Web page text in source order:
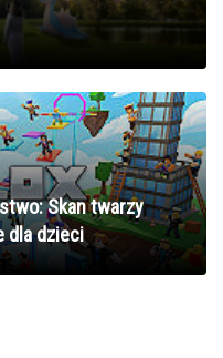
Skan twarzy
dla dzieci